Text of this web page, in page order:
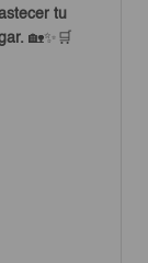
tu
🏡✨🛒